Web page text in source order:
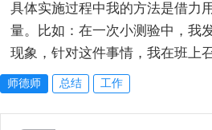
具体实施过程中我的方法是借力
量。比如：在一次小测验中，我
现象，针对这件事情，我在班上
师德师 总结 工作